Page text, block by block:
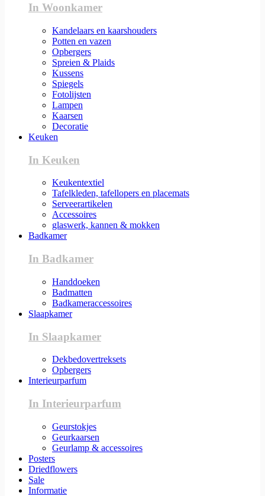
In Woonkamer
Kandelaars en kaarshouders
Potten en vazen
Opbergers
Spreien & Plaids
Kussens
Spiegels
Fotolijsten
Lampen
Kaarsen
Decoratie
Keuken
In Keuken
Keukentextiel
Tafelkleden, tafellopers en placemats
Serveerartikelen
Accessoires
glaswerk, kannen & mokken
Badkamer
In Badkamer
Handdoeken
Badmatten
Badkameraccessoires
Slaapkamer
In Slaapkamer
Dekbedovertreksets
Opbergers
Interieurparfum
In Interieurparfum
Geurstokjes
Geurkaarsen
Geurlamp & accessoires
Posters
Driedflowers
Sale
Informatie